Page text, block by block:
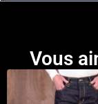
Vous